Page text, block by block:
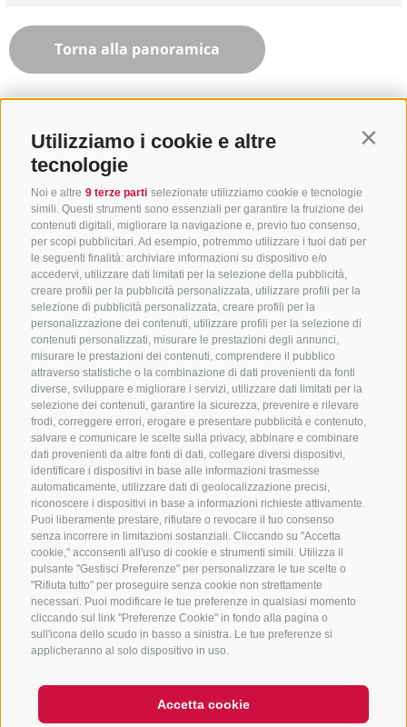
Utilizziamo i cookie e altre
tecnologie
Noi e altre 9 terze parti selezionate utilizziamo cookie e tecnologie
simili. Questi strumenti sono essenziali per garantire la fruizione dei
contenuti digitali, migliorare la navigazione e, previo tuo consenso,
per scopi pubblicitari. Ad esempio, potremmo utilizzare i tuoi dati per
le seguenti finalità: archiviare informazioni su dispositivo e/o
accedervi, utilizzare dati limitati per la selezione della pubblicità,
creare profili per la pubblicità personalizzata, utilizzare profili per la
selezione di pubblicità personalizzata, creare profili per la
personalizzazione dei contenuti, utilizzare profili per la selezione di
contenuti personalizzati, misurare le prestazioni degli annunci,
misurare le prestazioni dei contenuti, comprendere il pubblico
attraverso statistiche o la combinazione di dati provenienti da fonti
diverse, sviluppare e migliorare i servizi, utilizzare dati limitati per la
selezione dei contenuti, garantire la sicurezza, prevenire e rilevare
frodi, correggere errori, erogare e presentare pubblicità e contenuto,
salvare e comunicare le scelte sulla privacy, abbinare e combinare
dati provenienti da altre fonti di dati, collegare diversi dispositivi,
identificare i dispositivi in base alle informazioni trasmesse
automaticamente, utilizzare dati di geolocalizzazione precisi,
riconoscere i dispositivi in base a informazioni richieste attivamente.
Puoi liberamente prestare, rifiutare o revocare il tuo consenso
senza incorrere in limitazioni sostanziali. Cliccando su "Accetta
cookie," acconsenti all'uso di cookie e strumenti simili. Utilizza il
pulsante "Gestisci Preferenze" per personalizzare le tue scelte o
"Rifiuta tutto" per proseguire senza cookie non strettamente
necessari. Puoi modificare le tue preferenze in qualsiasi momento
cliccando sul link "Preferenze Cookie" in fondo alla pagina o
sull'icona dello scudo in basso a sinistra. Le tue preferenze si
applicheranno al solo dispositivo in uso.
Accetta cookie
Torna alla panoramica
CONTATTACI
+39 0472 765325/+39 0472 760608/+39 0472
632372
info@sterzing-ratschings.it
NEWSLETTER
Rimani aggiornato sulle nostre offerte
Registrati